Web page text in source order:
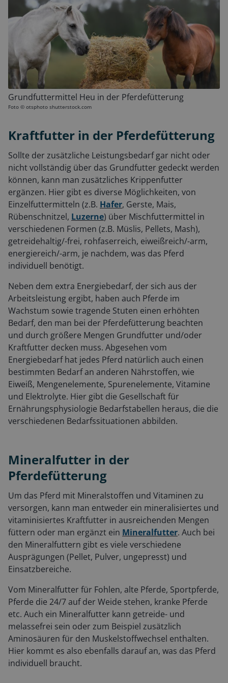
Grundfuttermittel Heu in der Pferdefütterung
Foto © otsphoto shutterstock.com
Kraftfutter in der Pferdefütterung
Sollte der zusätzliche Leistungsbedarf gar nicht oder
nicht vollständig über das Grundfutter gedeckt werden
können, kann man zusätzliches Krippenfutter
ergänzen. Hier gibt es diverse Möglichkeiten, von
Einzelfuttermitteln (z.B. Hafer, Gerste, Mais,
Rübenschnitzel, Luzerne) über Mischfuttermittel in
verschiedenen Formen (z.B. Müslis, Pellets, Mash),
getreidehaltig/-frei, rohfaserreich, eiweißreich/-arm,
energiereich/-arm, je nachdem, was das Pferd
individuell benötigt.
Neben dem extra Energiebedarf, der sich aus der
Arbeitsleistung ergibt, haben auch Pferde im
Wachstum sowie tragende Stuten einen erhöhten
Bedarf, den man bei der Pferdefütterung beachten
und durch größere Mengen Grundfutter und/oder
Kraftfutter decken muss. Abgesehen vom
Energiebedarf hat jedes Pferd natürlich auch einen
bestimmten Bedarf an anderen Nährstoffen, wie
Eiweiß, Mengenelemente, Spurenelemente, Vitamine
und Elektrolyte. Hier gibt die Gesellschaft für
Ernährungsphysiologie Bedarfstabellen heraus, die die
verschiedenen Bedarfssituationen abbilden.
Mineralfutter in der
Pferdefütterung
Um das Pferd mit Mineralstoffen und Vitaminen zu
versorgen, kann man entweder ein mineralisiertes und
vitaminisiertes Kraftfutter in ausreichenden Mengen
füttern oder man ergänzt ein Mineralfutter. Auch bei
den Mineralfuttern gibt es viele verschiedene
Ausprägungen (Pellet, Pulver, ungepresst) und
Einsatzbereiche.
Vom Mineralfutter für Fohlen, alte Pferde, Sportpferde,
Pferde die 24/7 auf der Weide stehen, kranke Pferde
etc. Auch ein Mineralfutter kann getreide- und
melassefrei sein oder zum Beispiel zusätzlich
Aminosäuren für den Muskelstoffwechsel enthalten.
Hier kommt es also ebenfalls darauf an, was das Pferd
individuell braucht.